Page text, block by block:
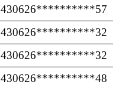
430626**********57
430626**********32
430626**********32
430626**********48